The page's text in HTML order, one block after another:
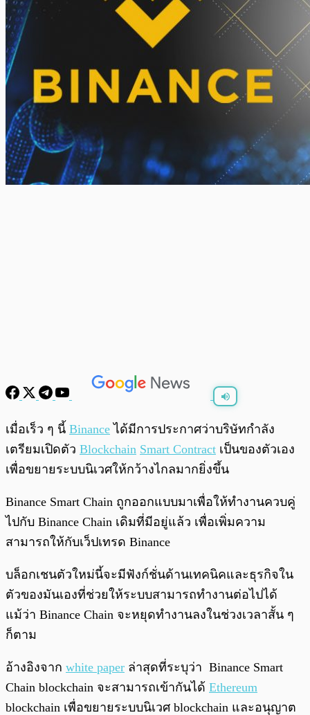
พร้อมเล่น 0:00 / 0:00
เมื่อเร็ว ๆ นี้ Binance ได้มีการประกาศว่าบริษัทกำลัง
เตรียมเปิดตัว Blockchain Smart Contract เป็นของตัวเอง
เพื่อขยายระบบนิเวศให้กว้างไกลมากยิ่งขึ้น
Binance Smart Chain ถูกออกแบบมาเพื่อให้ทำงานควบคู่
ไปกับ Binance Chain เดิมที่มีอยู่แล้ว เพื่อเพิ่มความ
สามารถให้กับเว็ปเทรด Binance
บล็อกเชนตัวใหม่นี้จะมีฟังก์ชั่นด้านเทคนิคและธุรกิจใน
ตัวของมันเองที่ช่วยให้ระบบสามารถทำงานต่อไปได้
แม้ว่า Binance Chain จะหยุดทำงานลงในช่วงเวลาสั้น ๆ
ก็ตาม
อ้างอิงจาก white paper ล่าสุดที่ระบุว่า Binance Smart
Chain blockchain จะสามารถเข้ากันได้ Ethereum
blockchain เพื่อขยายระบบนิเวศ blockchain และอนุญาต